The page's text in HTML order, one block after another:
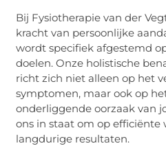
Bij Fysiotherapie van der
kracht van persoonlijke
wordt specifiek afgestemd
doelen. Onze holistische
richt zich niet alleen op het
symptomen, maar ook op
onderliggende oorzaak van
ons in staat om op efficiënte
langdurige resultaten.